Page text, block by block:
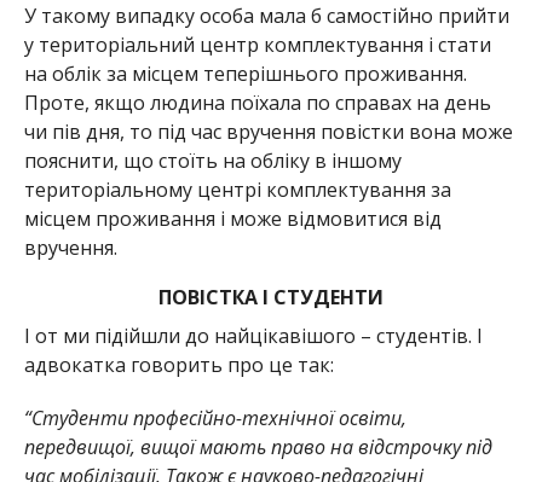
У такому випадку особа мала б самостійно прийти
у територіальний центр комплектування і стати
на облік за місцем теперішнього проживання.
Проте, якщо людина поїхала по справах на день
чи пів дня, то під час вручення повістки вона може
пояснити, що стоїть на обліку в іншому
територіальному центрі комплектування за
місцем проживання і може відмовитися від
вручення.
ПОВІСТКА І СТУДЕНТИ
І от ми підійшли до найцікавішого – студентів. І
адвокатка говорить про це так:
“Студенти професійно-технічної освіти,
передвищої, вищої мають право на відстрочку під
час мобілізації. Також є науково-педагогічні